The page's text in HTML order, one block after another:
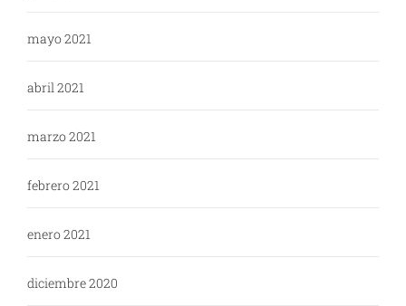
mayo 2021
abril 2021
marzo 2021
febrero 2021
enero 2021
diciembre 2020